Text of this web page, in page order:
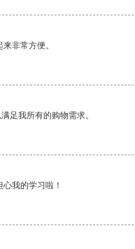
非常方便。
足我所有的购物需求。
我的学习啦！